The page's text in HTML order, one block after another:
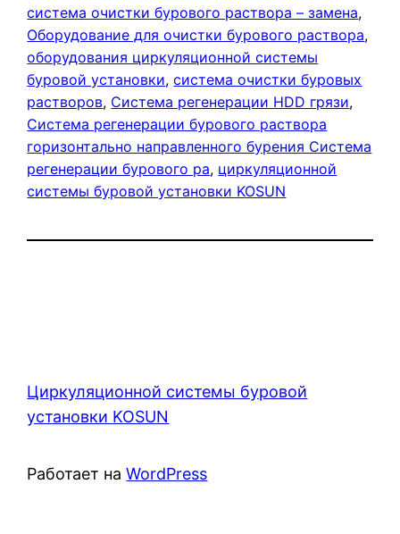
система очистки бурового раствора – замена
Оборудование для очистки бурового раствора
оборудования циркуляционной системы
буровой установки, система очистки буровых
растворов, Система регенерации HDD грязи
Система регенерации бурового раствора
горизонтально направленного бурения Система
регенерации бурового ра, циркуляционной
системы буровой установки KOSUN
Циркуляционной системы буровой
установки KOSUN
Работает наWordPress